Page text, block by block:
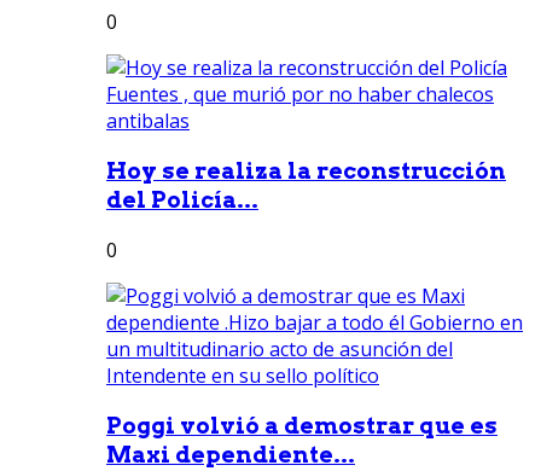
0
Hoy se realiza la reconstrucción
del Policía...
0
Poggi volvió a demostrar que es
Maxi dependiente...